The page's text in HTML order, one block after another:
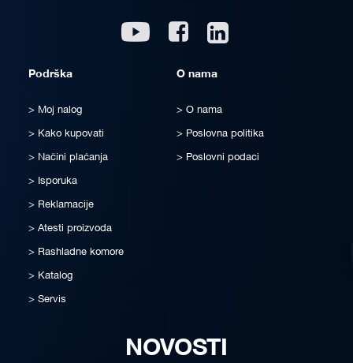
Youtube Facebook
Podrška
Moj nalog
Kako kupovati
Načini plaćanja
Isporuka
Reklamacije
Atesti proizvoda
Rashladne komore
Katalog
Servis
O nama
O nama
Poslovna politika
Poslovni podaci
NOVOSTI